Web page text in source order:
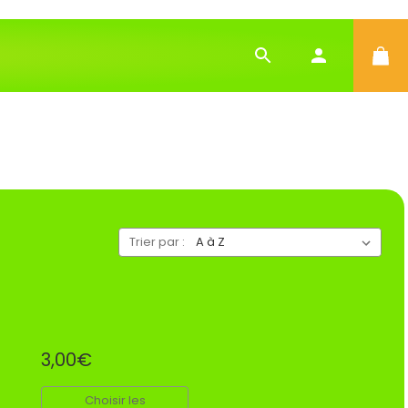
Trier par :
3,00€
Choisir les